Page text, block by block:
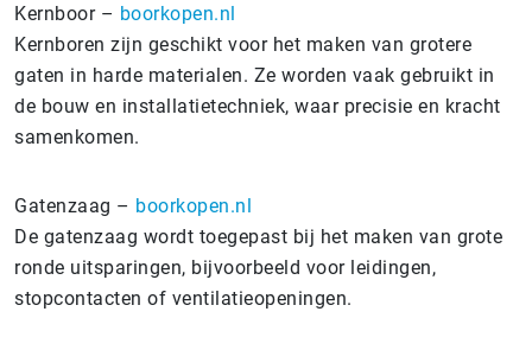
Kernboor – boorkopen.nl
Kernboren zijn geschikt voor het maken van grotere
gaten in harde materialen. Ze worden vaak gebruikt in
de bouw en installatietechniek, waar precisie en kracht
samenkomen.
Gatenzaag – boorkopen.nl
De gatenzaag wordt toegepast bij het maken van grote
ronde uitsparingen, bijvoorbeeld voor leidingen,
stopcontacten of ventilatieopeningen.